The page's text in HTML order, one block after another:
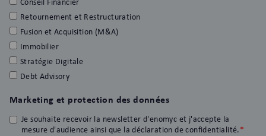
Conseil Financier
Retournement et Restructuration
Fusion et Acquisition (M&A)
Immobilier
Stratégie Digitale
Debt Advisory
Marketing et protection des données
Je souhaite recevoir la newsletter d'enomyc et j'accepte la
mesure d'audience ainsi que la déclaration de confidentialité.*